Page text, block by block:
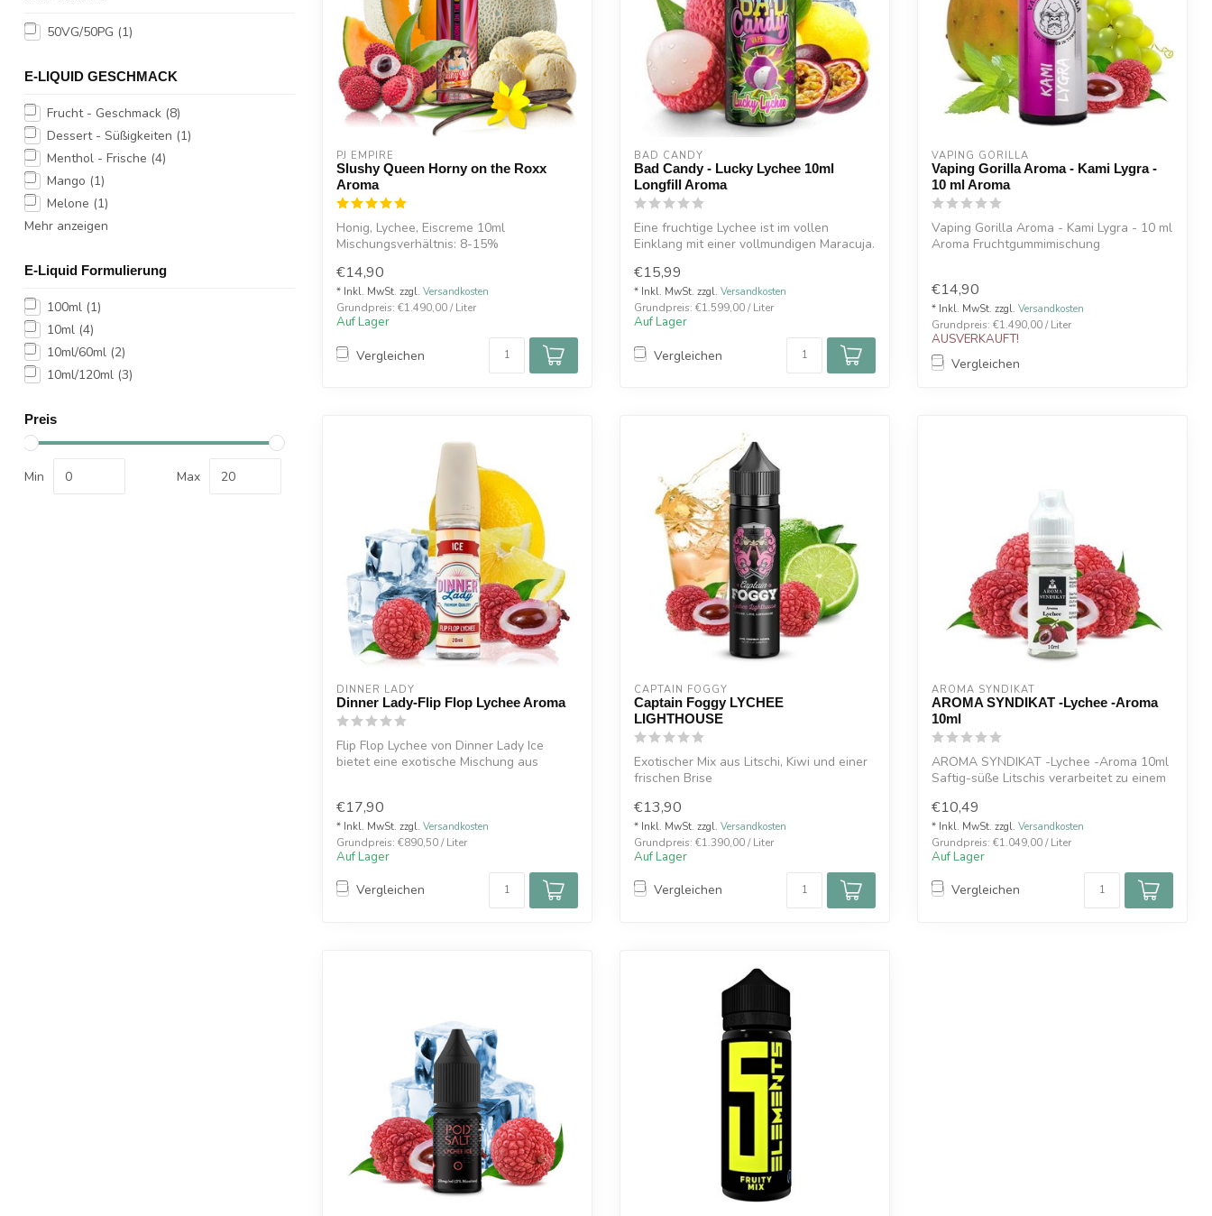
50VG/50PG (1)
E-LIQUID GESCHMACK
Frucht - Geschmack (8)
Dessert - Süßigkeiten (1)
Menthol - Frische (4)
Mango (1)
Melone (1)
Mehr anzeigen
E-Liquid Formulierung
100ml (1)
10ml (4)
10ml/60ml (2)
10ml/120ml (3)
Preis
Min Max
PJ EMPIRE
Slushy Queen Horny on the Roxx
Aroma
Honig, Lychee, Eiscreme 10ml
Mischungsverhältnis: 8-15%
€14,90
* Inkl. MwSt. zzgl. Versandkosten
Grundpreis: €1.490,00 / Liter
Auf Lager
Vergleichen
BAD CANDY
Bad Candy - Lucky Lychee 10ml
Longfill Aroma
Eine fruchtige Lychee ist im vollen
Einklang mit einer vollmundigen Maracuja.
€15,99
* Inkl. MwSt. zzgl. Versandkosten
Grundpreis: €1.599,00 / Liter
Auf Lager
Vergleichen
VAPING GORILLA
Vaping Gorilla Aroma - Kami Lygra -
10 ml Aroma
Vaping Gorilla Aroma - Kami Lygra - 10 ml
Aroma Fruchtgummimischung
€14,90
* Inkl. MwSt. zzgl. Versandkosten
Grundpreis: €1.490,00 / Liter
AUSVERKAUFT!
Vergleichen
DINNER LADY
Dinner Lady-Flip Flop Lychee Aroma
Flip Flop Lychee von Dinner Lady Ice
bietet eine exotische Mischung aus
€17,90
* Inkl. MwSt. zzgl. Versandkosten
Grundpreis: €890,50 / Liter
Auf Lager
Vergleichen
CAPTAIN FOGGY
Captain Foggy LYCHEE
LIGHTHOUSE
Exotischer Mix aus Litschi, Kiwi und einer
frischen Brise
€13,90
* Inkl. MwSt. zzgl. Versandkosten
Grundpreis: €1.390,00 / Liter
Auf Lager
Vergleichen
AROMA SYNDIKAT
AROMA SYNDIKAT -Lychee -Aroma
10ml
AROMA SYNDIKAT -Lychee -Aroma 10ml
Saftig-süße Litschis verarbeitet zu einem
€10,49
* Inkl. MwSt. zzgl. Versandkosten
Grundpreis: €1.049,00 / Liter
Auf Lager
Vergleichen